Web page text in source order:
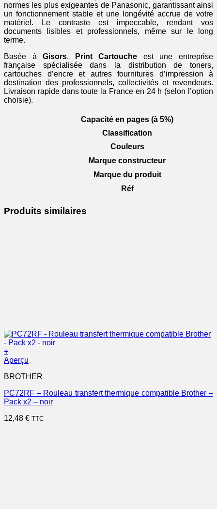
normes les plus exigeantes de Panasonic, garantissant ainsi
un fonctionnement stable et une longévité accrue de votre
matériel. Le contraste est impeccable, rendant vos
documents lisibles et professionnels, même sur le long
terme.
Basée àGisors, Print Cartouche est une entreprise
française spécialisée dans la distribution de toners,
cartouches d’encre et autres fournitures d’impression à
destination des professionnels, collectivités et revendeurs.
Livraison rapide dans toute la France en 24 h (selon l’option
choisie).
Capacité en pages (à 5%)
Classification
Couleurs
Marque constructeur
Marque du produit
Réf
Produits similaires
+
Aperçu
BROTHER
PC72RF – Rouleau transfert thermique compatible Brother –
Pack x2 – noir
12,48 € TTC